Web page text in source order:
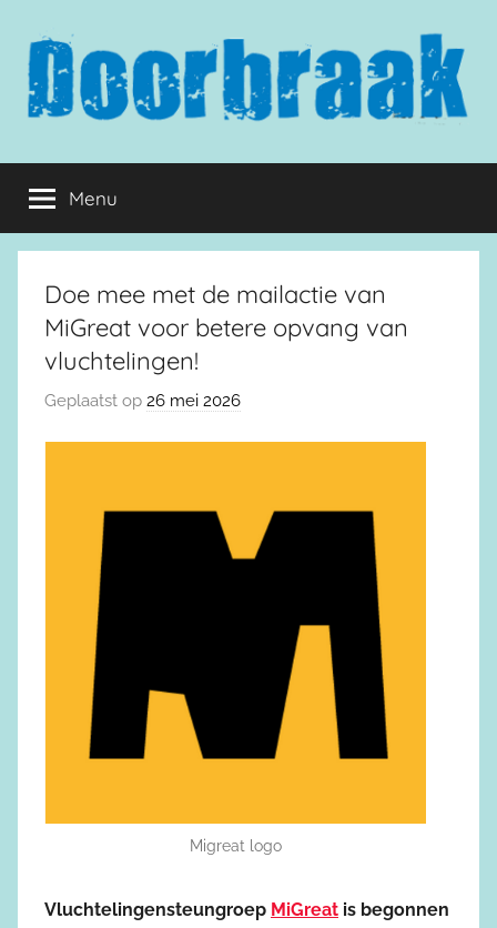
inhoud
springen
Doorbraak.eu
Menu
Doe mee met de mailactie van
MiGreat voor betere opvang van
vluchtelingen!
Geplaatst op 26 mei 2026
Migreat logo
Vluchtelingensteungroep MiGreat is begonnen